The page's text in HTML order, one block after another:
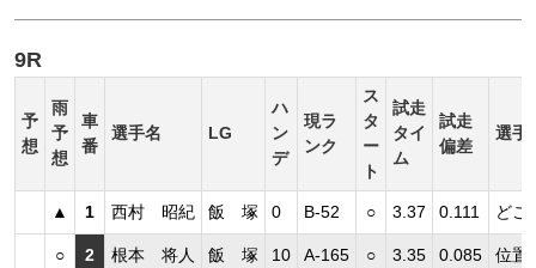
9R
予
想
雨
予
想
車
番
選手名 LG
ハ
ン
デ
現ラ
ンク
ス
タ
ー
ト
試走
タイ
ム
試走
偏差
選手
▲ 1 西村 昭紀 飯 塚 0 B-52 ○ 3.37 0.111 どこ
○ 2 根本 将人 飯 塚 10 A-165 ○ 3.35 0.085 位置